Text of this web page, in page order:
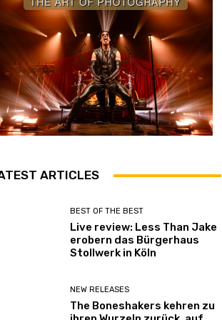
ARTICLES
BEST OF THE BEST
Live review: Less Than Jake
erobern das Bürgerhaus
Stollwerk in Köln
NEW RELEASES
The Boneshakers kehren zu